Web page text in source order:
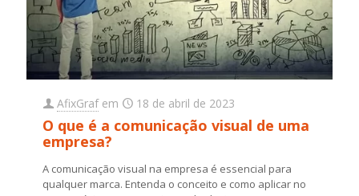
AfixGraf em 18 de abril de 2023
O que é a comunicação visual de uma
empresa?
A comunicação visual na empresa é essencial para
qualquer marca. Entenda o conceito e como aplicar no